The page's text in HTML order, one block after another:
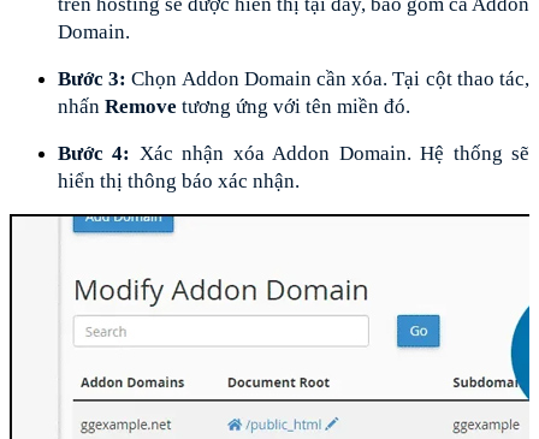
trên hosting sẽ được hiển thị tại đây, bao gồm cả Addon
Domain.
Bước 3: Chọn Addon Domain cần xóa. Tại cột thao tác,
nhấn Remove tương ứng với tên miền đó.
Bước 4: Xác nhận xóa Addon Domain. Hệ thống sẽ
hiển thị thông báo xác nhận.